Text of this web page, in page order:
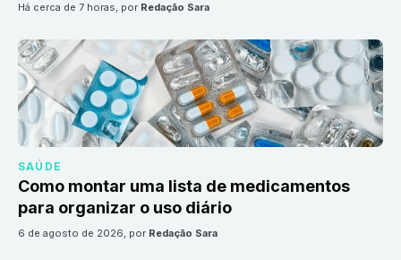
há cerca de 7 horas, por Redação Sara
SAÚDE
Como montar uma lista de medicamentos
para organizar o uso diário
6 de agosto de 2026, por Redação Sara